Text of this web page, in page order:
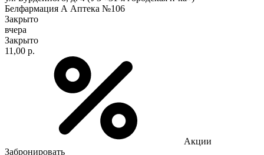
Белфармация А Аптека №106
Закрыто
вчера
Закрыто
11,00 р.
Акции
Забронировать